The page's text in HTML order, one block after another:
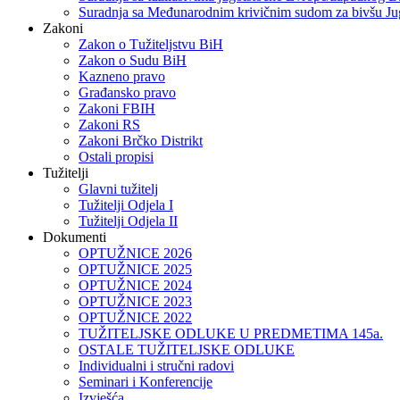
Suradnja sa Međunarodnim krivičnim sudom za bivšu
Zakoni
Zakon o Тužiteljstvu BiH
Zakon o Sudu BiH
Kazneno pravo
Građansko pravo
Zakoni FBIH
Zakoni RS
Zakoni Brčko Distrikt
Ostali propisi
Tužitelji
Glavni tužitelj
Tužitelji Odjela I
Tužitelji Odjela II
Dokumenti
OPTUŽNICE 2026
OPTUŽNICE 2025
OPTUŽNICE 2024
OPTUŽNICE 2023
OPTUŽNICE 2022
TUŽITELJSKE ODLUKE U PREDMETIMA 145a.
OSTALE TUŽITELJSKE ODLUKE
Individualni i stručni radovi
Seminari i Konferencije